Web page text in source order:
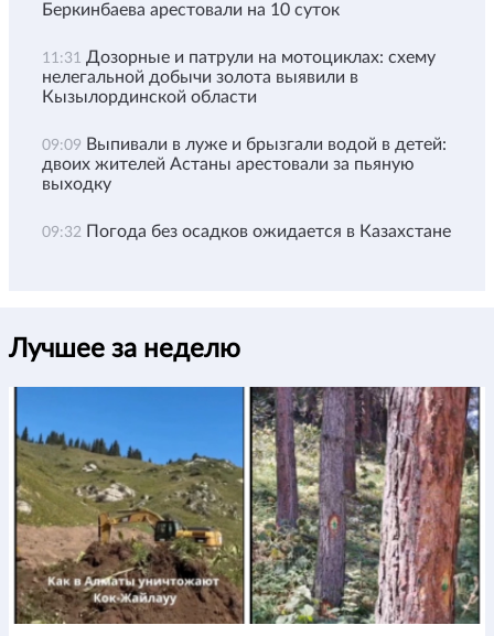
Беркинбаева арестовали на 10 суток
11:31 Дозорные и патрули на мотоциклах: схему
нелегальной добычи золота выявили в
Кызылординской области
09:09 Выпивали в луже и брызгали водой в детей:
двоих жителей Астаны арестовали за пьяную
выходку
09:32 Погода без осадков ожидается в Казахстане
Лучшее за неделю